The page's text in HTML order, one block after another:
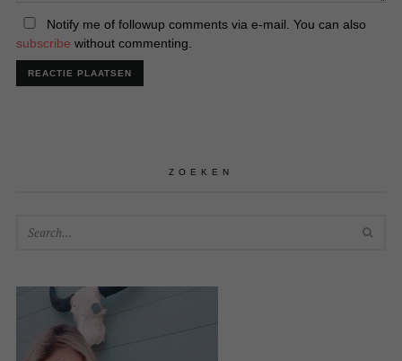
Notify me of followup comments via e-mail. You can also
subscribe without commenting.
ZOEKEN